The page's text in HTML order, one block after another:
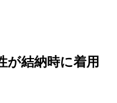
が結納時に着用